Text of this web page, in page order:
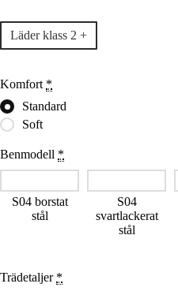
Läder klass 2 +
Komfort *
Standard
Soft
Benmodell *
S04 borstat
stål
S04
svartlackerat
stål
Trädetaljer *